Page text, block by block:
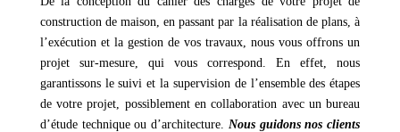
construction de maison, en passant par la réalisation de plans, à
l’exécution et la gestion de vos travaux, nous vous offrons un
projet sur-mesure, qui vous correspond. En effet, nous
garantissons le suivi et la supervision de l’ensemble des étapes
de votre projet, possiblement en collaboration avec un bureau
d’étude technique ou d’architecture. Nous guidons nos clients